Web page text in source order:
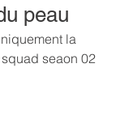
peau
la
seaon 02